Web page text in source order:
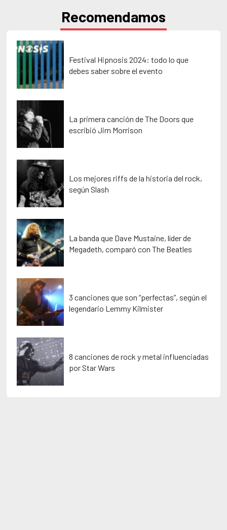
Recomendamos
Festival Hipnosis 2024: todo lo que
debes saber sobre el evento
La primera canción de The Doors que
escribió Jim Morrison
Los mejores riffs de la historia del rock,
según Slash
La banda que Dave Mustaine, líder de
Megadeth, comparó con The Beatles
3 canciones que son “perfectas”, según el
legendario Lemmy Kilmister
8 canciones de rock y metal influenciadas
por Star Wars